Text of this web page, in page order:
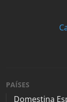
PAÍSES
Domestina